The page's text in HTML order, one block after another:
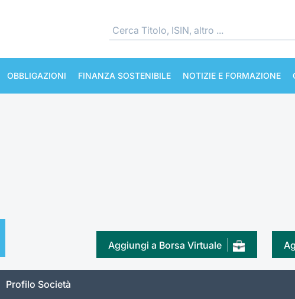
OBBLIGAZIONI FINANZA SOSTENIBILE NOTIZIE E FORMAZIONE
Aggiungi a Borsa Virtuale
Profilo Società